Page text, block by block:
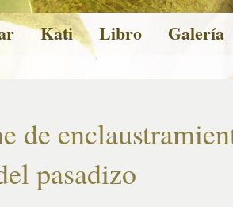
Kati Libro Galería
de
pasadizo